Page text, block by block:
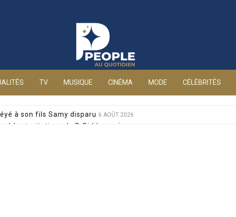
People au quotidien
TV MUSIQUE CINÉMA MODE CÉLÉBRITÉS
à son fils Samy disparu 6 AOÛT 2026
les invitations de P. Diddy